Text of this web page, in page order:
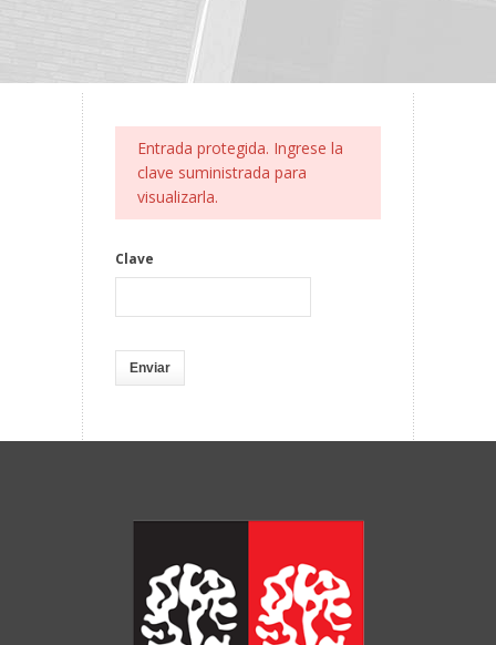
Entrada protegida. Ingrese la
clave suministrada para
visualizarla.
Clave